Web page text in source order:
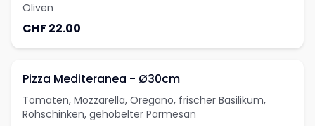
Oliven
CHF 22.00
Pizza Mediteranea - Ø30cm
Tomaten, Mozzarella, Oregano, frischer Basilikum,
Rohschinken, gehobelter Parmesan